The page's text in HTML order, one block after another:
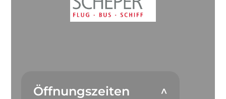
Öffnungszeiten